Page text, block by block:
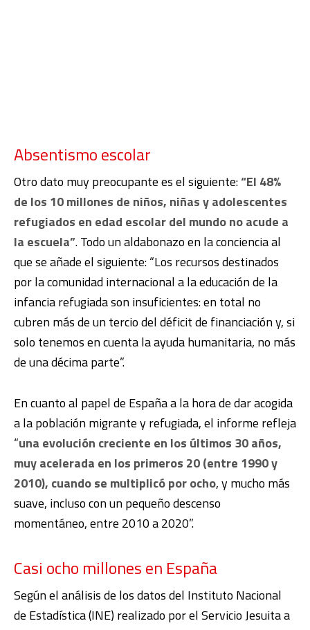
Absentismo escolar
Otro dato muy preocupante es el siguiente:“El 48%
de los 10 millones de niños, niñas y adolescentes
refugiados en edad escolar del mundo no acude a
la escuela”. Todo un aldabonazo en la conciencia al
que se añade el siguiente: “Los recursos destinados
por la comunidad internacional a la educación de la
infancia refugiada son insuficientes: en total no
cubren más de un tercio del déficit de financiación y, si
solo tenemos en cuenta la ayuda humanitaria, no más
de una décima parte”.
En cuanto al papel de España a la hora de dar acogida
a la población migrante y refugiada, el informe refleja
“una evolución creciente en los últimos 30 años,
muy acelerada en los primeros 20 (entre 1990 y
2010), cuando se multiplicó por ocho, y mucho más
suave, incluso con un pequeño descenso
momentáneo, entre 2010 a 2020”.
Casi ocho millones en España
Según el análisis de los datos del Instituto Nacional
de Estadística (INE) realizado por el Servicio Jesuita a